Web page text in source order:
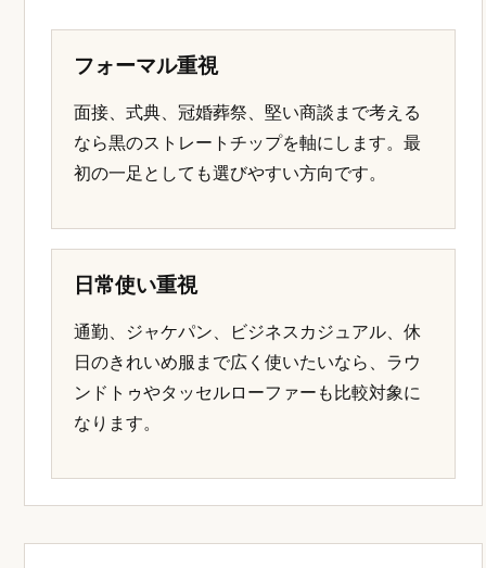
フォーマル重視
面接、式典、冠婚葬祭、堅い商談まで考える
なら黒のストレートチップを軸にします。最
初の一足としても選びやすい方向です。
日常使い重視
通勤、ジャケパン、ビジネスカジュアル、休
日のきれいめ服まで広く使いたいなら、ラウ
ンドトゥやタッセルローファーも比較対象に
なります。